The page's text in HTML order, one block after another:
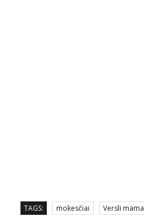
TAGS: mokesčiai Versli mama